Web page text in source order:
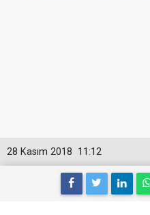
11:12
28 Kasım 2018